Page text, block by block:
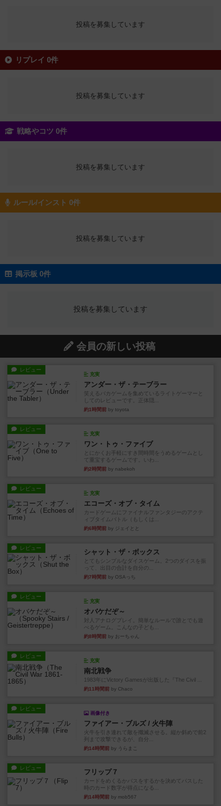
投稿を募集しています
リプレイ 0件
投稿を募集しています
戦略やコツ 0件
投稿を募集しています
ルール/インスト 0件
投稿を募集しています
掲示板 0件
投稿を募集しています
会員の新しい投稿
レビュー
充実
アンダー・ザ・テーブラー
笑えるバカゲームを集めているライトゲーマーと
してのレビューです。正体隠...
約1時間前 by toyota
レビュー
充実
ワン・トゥ・ファイブ
とにかくお手軽にすき間時間をうめるゲームとし
て重宝するゲームです。いわ...
約2時間前 by nabekoh
レビュー
充実
エコーズ・オブ・タイム
カードゲームにファイナルファンタジーのアクテ
ィブタイムバトル（もしくは...
約6時間前 by ジェイとと
レビュー シャット・ザ・ボックス
とてもシンプルなダイスゲーム。2つのダイスを振
って、出目の合計を自分の...
約7時間前 by OSAっち
レビュー
充実
オバケだぞ～
対人アナログプレイ。簡単なルールで誰とでも遊
べるゲーム。こんなの子ども...
約8時間前 by おーちゃん
レビュー
充実
南北戦争
1983年にVictory Gamesが出版した『The Civil ...
約11時間前 by Chaco
レビュー
画像付き
ファイアー・ブルズ / 火牛陣
火牛を引き連れて敵を殲滅させる。縦か斜めで前2
列まで攻撃できるが、自分...
約14時間前 by うらまこ
レビュー フリップ７
カードをめくるかパスをするかを決めてパスした
時のカード数字が得点になる...
約14時間前 by mob567